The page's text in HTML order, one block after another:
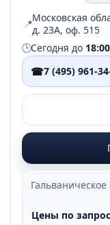
📍Московская
д. 23А, оф. 515
🕒Сегодня до 18:00
☎7 (495) 961-
Цены по